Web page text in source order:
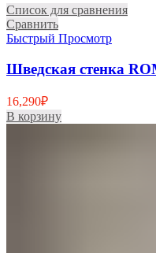
Список для сравнения
Сравнить
Быстрый Просмотр
Шведская стенка
16,290₽
В корзину